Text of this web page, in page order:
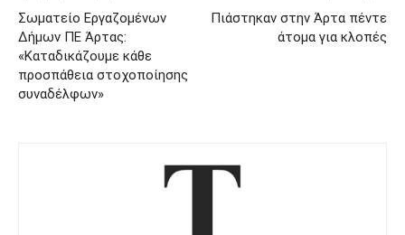
Σωματείο Εργαζομένων
Δήμων ΠΕ Άρτας:
«Καταδικάζουμε κάθε
προσπάθεια στοχοποίησης
συναδέλφων»
Πιάστηκαν στην Άρτα πέντε
άτομα για κλοπές